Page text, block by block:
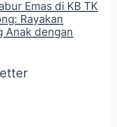
Emas di KB TK
Rayakan
Anak dengan